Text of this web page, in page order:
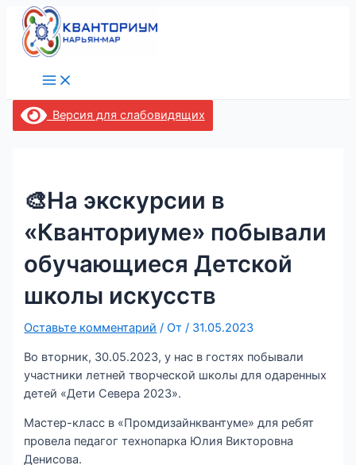
Перейти
содержимому
Main
Menu
Версия для слабовидящих
🎨На экскурсии в
«Кванториуме» побывали
обучающиеся Детской
школы искусств
Оставьте комментарий / От/ 31.05.2023
Во вторник, 30.05.2023, у нас в гостях побывали
участники летней творческой школы для одаренных
детей «Дети Севера 2023».
Мастер-класс в «Промдизайнквантуме» для ребят
провела педагог технопарка Юлия Викторовна
Денисова.
Навигация
по
записям